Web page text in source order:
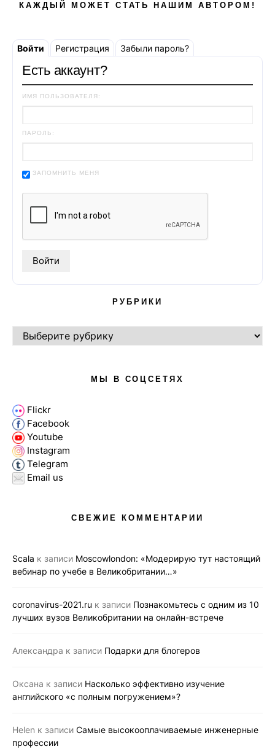
КАЖДЫЙ МОЖЕТ СТАТЬ НАШИМ АВТОРОМ!
Войти Регистрация Забыли пароль?
Есть аккаунт?
ИМЯ ПОЛЬЗОВАТЕЛЯ:
ПАРОЛЬ:
ЗАПОМНИТЬ МЕНЯ
РУБРИКИ
МЫ В СОЦСЕТЯХ
Flickr
Facebook
Youtube
Instagram
Telegram
Email us
СВЕЖИЕ КОММЕНТАРИИ
Scala к записи Moscowlondon: «Модерирую тут настоящий
вебинар по учебе в Великобритании…»
coronavirus-2021.ru к записи Познакомьтесь с одним из 10
лучших вузов Великобритании на онлайн-встрече
Александра к записи Подарки для блогеров
Оксана к записи Насколько эффективно изучение
английского «с полным погружением»?
Helen к записи Самые высокооплачиваемые инженерные
профессии